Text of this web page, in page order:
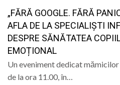
„FĂRĂ GOOGLE. FĂRĂ
AFLA DE LA SPECIALIȘTI
DESPRE SĂNĂTATEA
EMOȚIONAL
Un eveniment dedicat
de la ora 11.00, în…